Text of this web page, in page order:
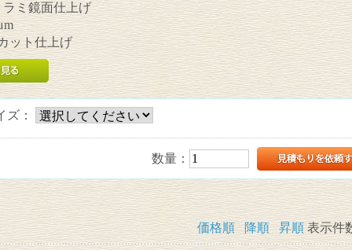
ミ鏡面仕上げ
ット仕上げ
ズ：
数量：
価格順 降順 昇順 表示件